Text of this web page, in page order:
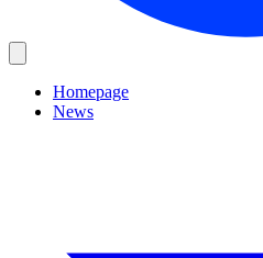
Homepage
News